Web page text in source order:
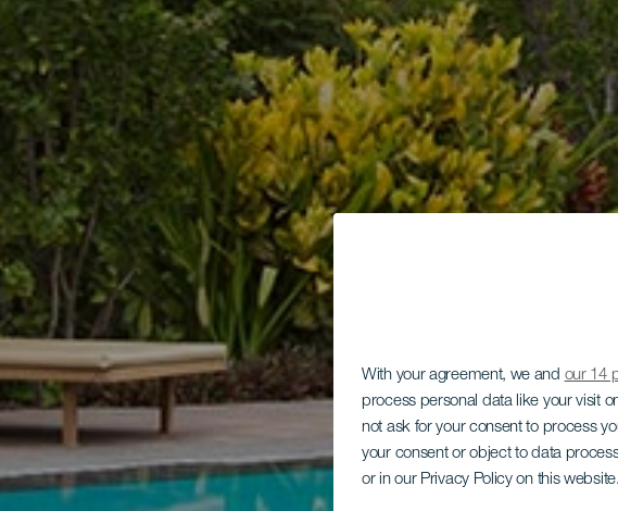
With your agreement, we and our 14
process personal data like your visit
not ask for your consent to process
your consent or object to data
or in our Privacy Policy on this website.